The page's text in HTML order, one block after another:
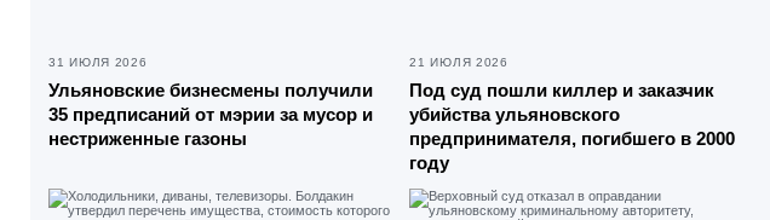
31 ИЮЛЯ 2026
Ульяновские бизнесмены получили
35 предписаний от мэрии за мусор и
нестриженные газоны
21 ИЮЛЯ 2026
Под суд пошли киллер и заказчик
убийства ульяновского
предпринимателя, погибшего в 2000
году